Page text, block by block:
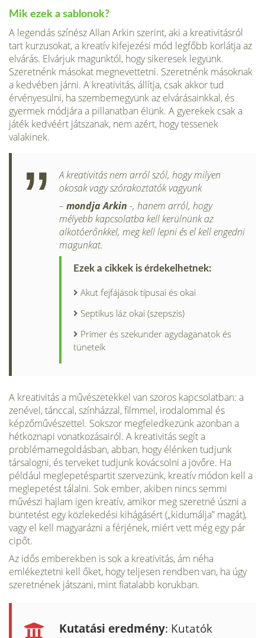
Mik ezek a sablonok?
A legendás színész Allan Arkin szerint, aki a kreativitásról
tart kurzusokat, a kreatív kifejezési mód legfőbb korlátja az
elvárás. Elvárjuk magunktól, hogy sikeresek legyünk.
Szeretnénk másokat megnevettetni. Szeretnénk másoknak
a kedvében járni. A kreativitás, állítja, csak akkor tud
érvényesülni, ha szembemegyünk az elvárásainkkal, és
gyermek módjára a pillanatban élünk. A gyerekek csak a
játék kedvéért játszanak, nem azért, hogy tessenek
valakinek.
A kreativitás nem arról szól, hogy milyen
okosak vagy szórakoztatók vagyunk
– mondja Arkin -, hanem arról, hogy
mélyebb kapcsolatba kell kerülnünk az
alkotóerőnkkel, meg kell lepni és el kell engedni
magunkat.
Ezek a cikkek is érdekelhetnek:
Akut fejfájások típusai és okai
Septikus láz okai (szepszis)
Primer és szekunder agydaganatok és
tüneteik
A kreativitás a művészetekkel van szoros kapcsolatban: a
zenével, tánccal, színházzal, filmmel, irodalommal és
képzőművészettel. Sokszor megfeledkezünk azonban a
hétköznapi vonatkozásairól. A kreativitás segít a
problémamegoldásban, abban, hogy élénken tudjunk
társalogni, és terveket tudjunk kovácsolni a jövőre. Ha
például meglepetéspartit szervezünk, kreatív módon kell a
meglepetést tálalni. Sok ember, akiben nincs semmi
művészi hajlam igen kreatív, amikor meg szeretné úszni a
büntetést egy közlekedési kihágásért („kidumálja” magát),
vagy el kell magyarázni a férjének, miért vett még egy pár
cipőt.
Az idős emberekben is sok a kreativitás, ám néha
emlékeztetni kell őket, hogy teljesen rendben van, ha úgy
szeretnének játszani, mint fiatalabb korukban.
Kutatási eredmény: Kutatók